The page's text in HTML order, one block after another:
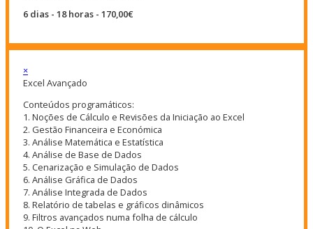
6 dias - 18 horas - 170,00€
×
Excel Avançado
Conteúdos programáticos:
1. Noções de Cálculo e Revisões da Iniciação ao Excel
2. Gestão Financeira e Económica
3. Análise Matemática e Estatística
4. Análise de Base de Dados
5. Cenarização e Simulação de Dados
6. Análise Gráfica de Dados
7. Análise Integrada de Dados
8. Relatório de tabelas e gráficos dinâmicos
9. Filtros avançados numa folha de cálculo